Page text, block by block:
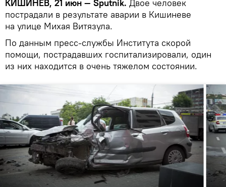
КИШИНЕВ, 21 июн — Sputnik. Двое человек
пострадали в результате аварии в Кишиневе
на улице Михая Витязула.
По данным пресс-службы Института скорой
помощи, пострадавших госпитализировали, один
из них находится в очень тяжелом состоянии.